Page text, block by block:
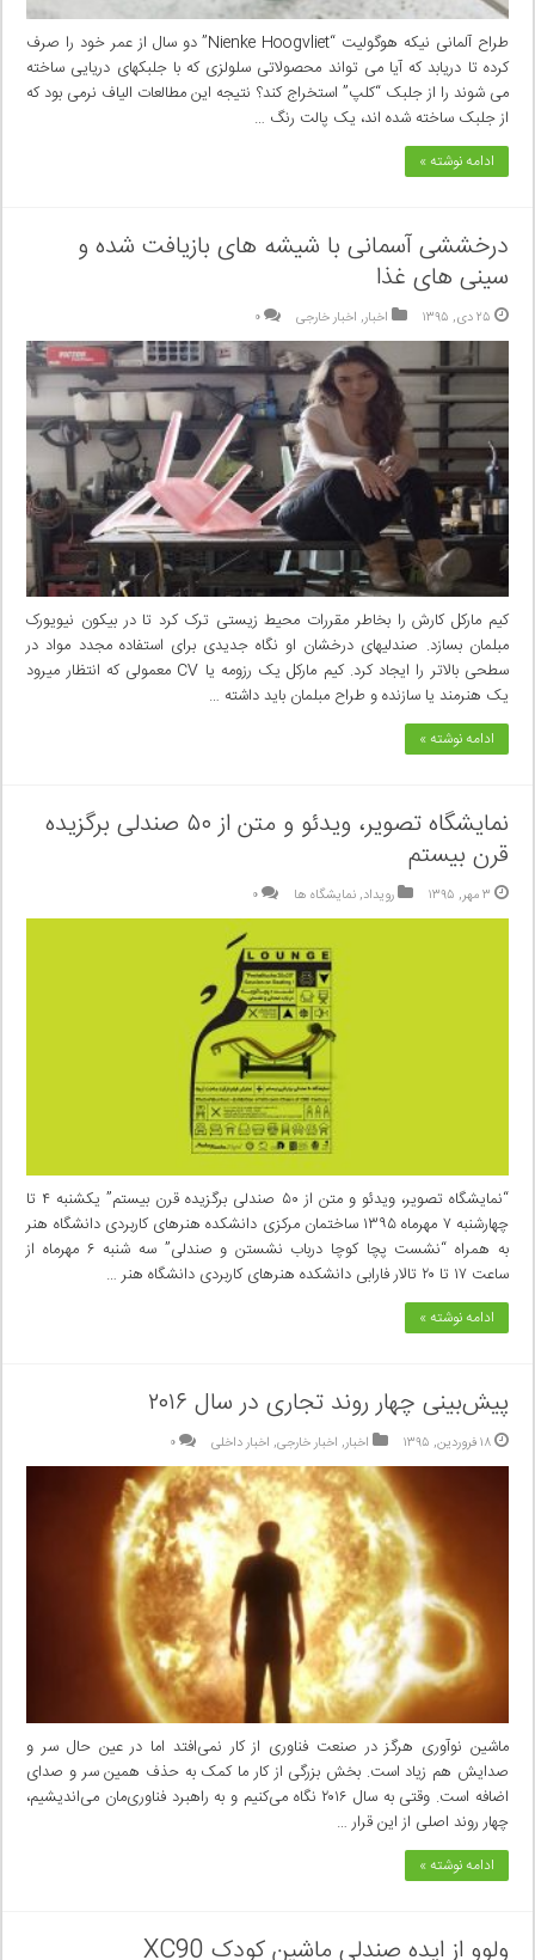
طراح آلمانی نیکه هوگولیت “Nienke Hoogvliet” دو سال از عمر خود را صرف
کرده تا دریابد که آیا می تواند محصولاتی سلولزی که با جلبکهای دریایی ساخته
می شوند را از جلبک “کلپ” استخراج کند؟ نتیجه این مطالعات الیاف نرمی بود که
از جلبک ساخته شده اند، یک پالت رنگ …
ادامه نوشته »
درخششی آسمانی با شیشه های بازیافت شده و
سینی های غذا
۲۵ دی, ۱۳۹۵ اخبار, اخبار خارجی ۰
کیم مارکل کارش را بخاطر مقررات محیط زیستی ترک کرد تا در بیکون نیویورک
مبلمان بسازد. صندلیهای درخشان او نگاه جدیدی برای استفاده مجدد مواد در
سطحی بالاتر را ایجاد کرد. کیم مارکل یک رزومه یا CV معمولی که انتظار میرود
یک هنرمند یا سازنده و طراح مبلمان باید داشته …
ادامه نوشته »
نمایشگاه تصویر، ویدئو و متن از ۵۰ صندلی برگزیده
قرن بیستم
۳ مهر, ۱۳۹۵ رویداد,نمایشگاه ها ۰
“نمایشگاه تصویر، ویدئو و متن از ۵۰ صندلی برگزیده قرن بیستم” یکشنبه ۴ تا
چهارشنبه ۷ مهرماه ۱۳۹۵ ساختمان مرکزی دانشکده هنرهای کاربردی دانشگاه هنر
به همراه “نشست پچا کوچا درباب نشستن و صندلی” سه شنبه ۶ مهرماه از
ساعت ۱۷ تا ۲۰ تالار فارابی دانشکده هنرهای کاربردی دانشگاه هنر …
ادامه نوشته »
پیش‌بینی چهار روند تجاری در سال ۲۰۱۶
۱۸ فروردین, ۱۳۹۵ اخبار, اخبار خارجی, اخبار داخلی ۰
ماشین نوآوری هرگز در صنعت فناوری از کار نمی‌افتد اما در عین حال سر و
صدایش هم زیاد است. بخش بزرگی از کار ما کمک به حذف همین سر و صدای
اضافه است. وقتی به سال ۲۰۱۶ نگاه می‌کنیم و به راهبرد فناوری‌مان می‌اندیشیم،
چهار روند اصلی از این قرار …
ادامه نوشته »
ولوو از ایده صندلی ماشین کودک XC90